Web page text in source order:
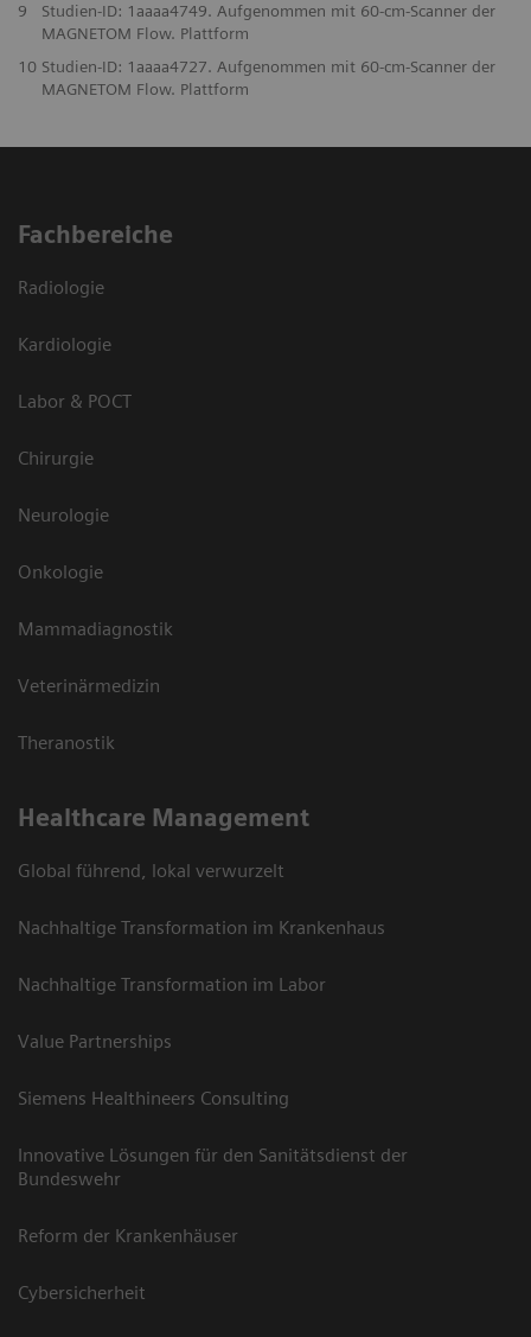
9
Studien-ID: 1aaaa4749. Aufgenommen mit 60-cm-Scanner der
MAGNETOM Flow. Plattform
10 Studien-ID: 1aaaa4727. Aufgenommen mit 60-cm-Scanner der
MAGNETOM Flow. Plattform
Fachbereiche
Radiologie
Kardiologie
Labor & POCT
Chirurgie
Neurologie
Onkologie
Mammadiagnostik
Veterinärmedizin
Theranostik
Healthcare Management
Global führend, lokal verwurzelt
Nachhaltige Transformation im Krankenhaus
Nachhaltige Transformation im Labor
Value Partnerships
Siemens Healthineers Consulting
Innovative Lösungen für den Sanitätsdienst der
Bundeswehr
Reform der Krankenhäuser
Cybersicherheit